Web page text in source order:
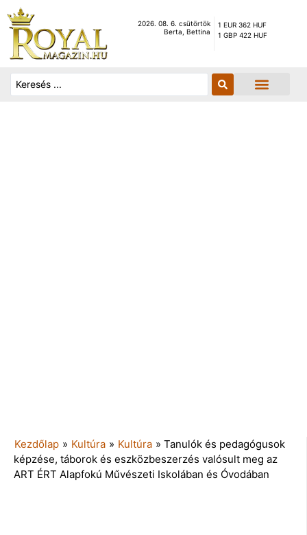
2026. 08. 6. csütörtök
Berta, Bettina
1 EUR 362 HUF
1 GBP 422 HUF
Kezdőlap » Kultúra » Kultúra » Tanulók és pedagógusok
képzése, táborok és eszközbeszerzés valósult meg az
ART ÉRT Alapfokú Művészeti Iskolában és Óvodában